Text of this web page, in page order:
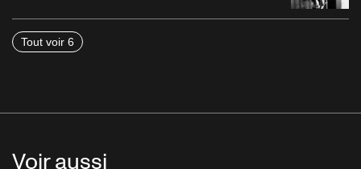
Tout voir 6
Voir aussi